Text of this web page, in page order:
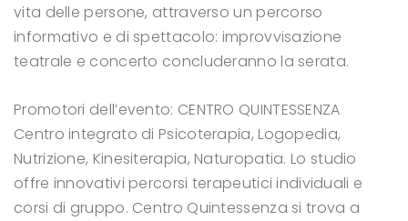
vita delle persone, attraverso un percorso
informativo e di spettacolo: improvvisazione
teatrale e concerto concluderanno la serata.
Promotori dell’evento: CENTRO QUINTESSENZA
Centro integrato di Psicoterapia, Logopedia,
Nutrizione, Kinesiterapia, Naturopatia. Lo studio
offre innovativi percorsi terapeutici individuali e
corsi di gruppo. Centro Quintessenza si trova a